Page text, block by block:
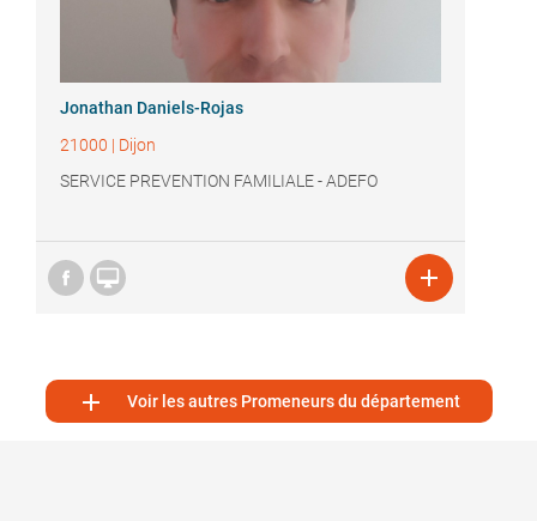
Jonathan Daniels-Rojas
21000 | Dijon
SERVICE PREVENTION FAMILIALE - ADEFO
 
 Voir les autres Promeneurs du département